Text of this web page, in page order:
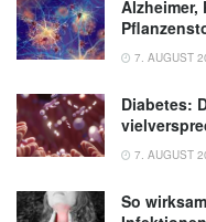
Alzheimer,
7. AUGUST
Diabetes:
7. AUGUST
So